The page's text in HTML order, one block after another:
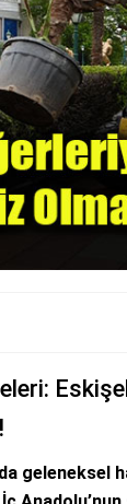
geleneksel